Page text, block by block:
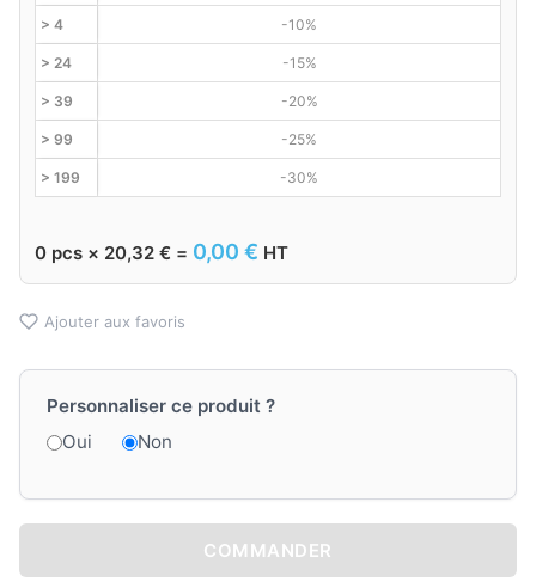
> 4 -10%
> 24 -15%
> 39 -20%
> 99 -25%
> 199 -30%
0 pcs × 20,32 € = 0,00 € HT
Ajouter aux favoris
Personnaliser ce produit ?
Oui
Non
COMMANDER